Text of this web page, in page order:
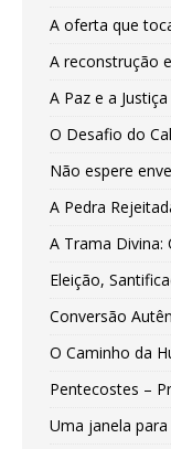
A oferta que
A reconstrução
A Paz e a
O Desafio do
Não espere
A Pedra
A Trama Divina:
Eleição,
Conversão
O Caminho da
Pentecostes –
Uma janela